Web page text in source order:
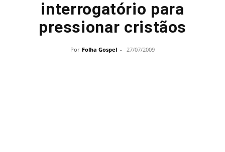
interrogatório para
pressionar cristãos
Por Folha Gospel - 27/07/2009